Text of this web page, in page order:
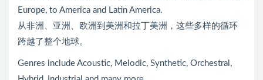
Europe, to America and Latin America.
从非洲、亚洲、欧洲到美洲和拉丁美洲，这些多样的循环
跨越了整个地球。
Genres include Acoustic, Melodic, Synthetic, Orchestral,